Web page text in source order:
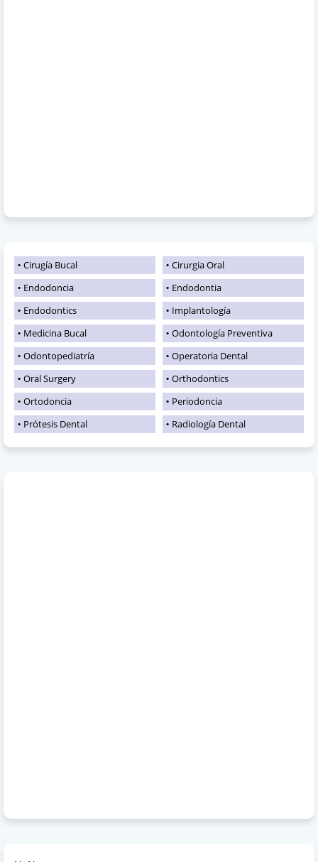
Cirugía Bucal
Cirurgia Oral
Endodoncia
Endodontia
Endodontics
Implantología
Medicina Bucal
Odontología Preventiva
Odontopediatría
Operatoria Dental
Oral Surgery
Orthodontics
Ortodoncia
Periodoncia
Prótesis Dental
Radiología Dental